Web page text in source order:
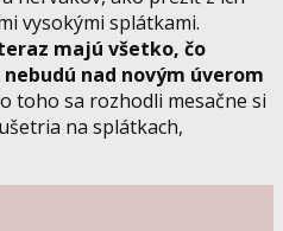
vysokými splátkami.
majú všetko, čo
nad novým úverom
toho sa rozhodli mesačne si
na splátkach,